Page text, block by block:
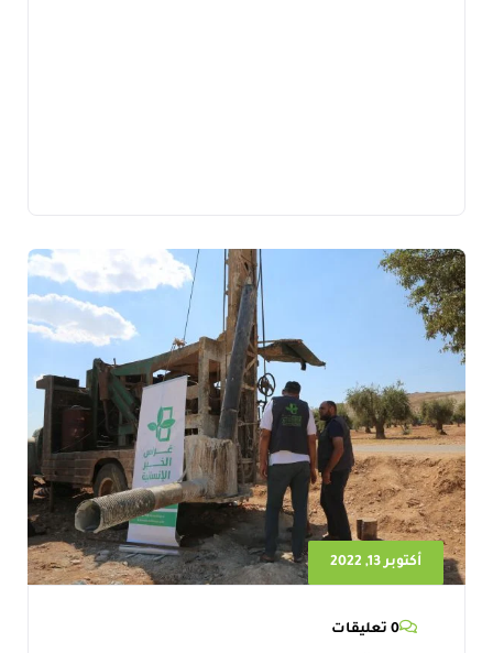
أكتوبر 13, 2022
0 تعليقات